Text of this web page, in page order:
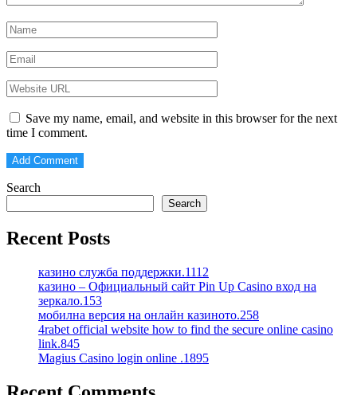
Save my name, email, and website in this browser for the next
time I comment.
Search
Search
Recent Posts
казино служба поддержки.1112
казино – Официальный сайт Pin Up Casino вход на
зеркало.153
мобилна версия на онлайн казиното.258
4rabet official website how to find the secure online casino
link.845
Magius Casino login online .1895